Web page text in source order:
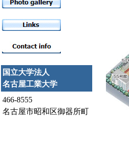
国立大学法人
名古屋工業大学
466-8555
名古屋市昭和区御器所町